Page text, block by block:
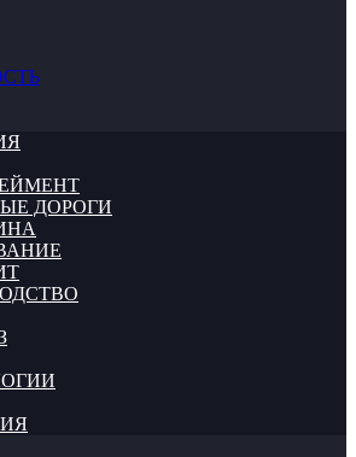
ДОРОГИ